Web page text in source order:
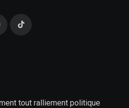
tout ralliement politique